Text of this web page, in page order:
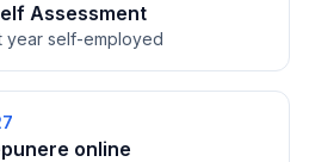
Assessment
year self-employed
online